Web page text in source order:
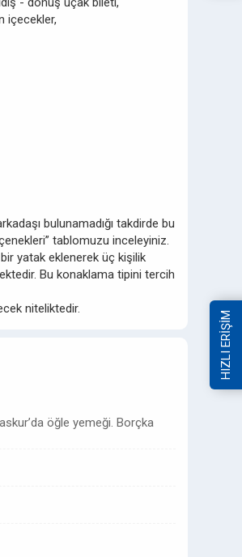
içecekler,
bulunamadığı takdirde bu
tablomuzu inceleyiniz.
yatak eklenerek üç kişilik
Bu konaklama tipini tercih
niteliktedir.
öğle yemeği. Borçka
HIZLI ERİŞİM